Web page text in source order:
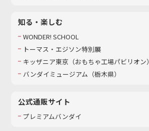
知る・楽しむ
WONDER! SCHOOL
トーマス・エジソン特別展
キッザニア東京（おもちゃ工場パビリオン）​
バンダイミュージアム（栃木県）
公式通販サイト
プレミアムバンダイ